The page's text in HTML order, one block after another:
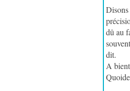
Disons
dû au
dit.
A